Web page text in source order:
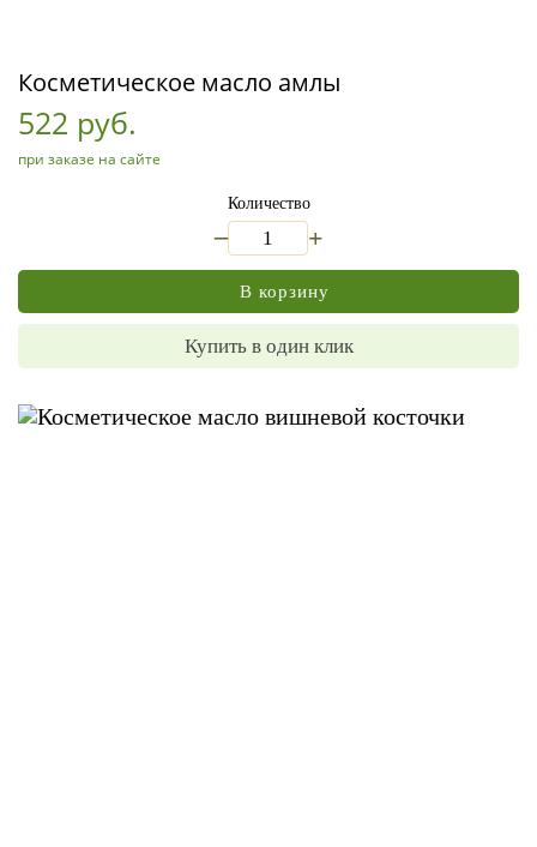
Косметическое масло амлы
522 руб.
при заказе на сайте
Количество
+
В корзину
Купить в один клик